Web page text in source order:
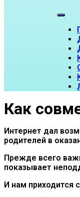
Как
Интернет дал
родителей в
Прежде всего
показывает
И нам приходится